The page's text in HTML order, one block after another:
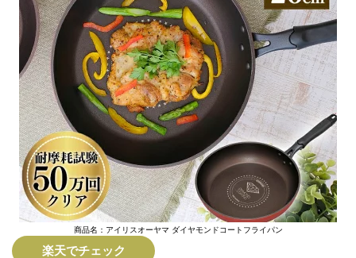
商品名：アイリスオーヤマ ダイヤモンドコートフライパン
楽天でチェック